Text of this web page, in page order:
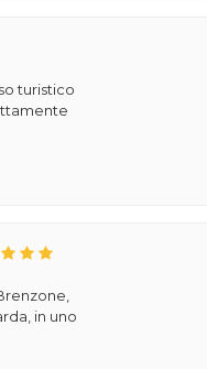
turistico
in uno